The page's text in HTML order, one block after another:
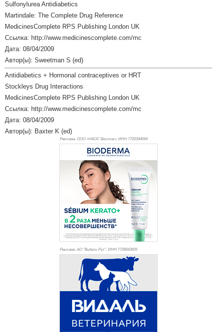
Sulfonylurea Antidiabetics
Martindale: The Complete Drug Reference
MedicinesComplete RPS Publishing London UK
Ссылка: http://www.medicinescomplete.com/mc
Дата: 08/04/2009
Автор(ы): Sweetman S (ed)
Antidiabetics + Hormonal contraceptives or HRT
Stockleys Drug Interactions
MedicinesComplete RPS Publishing London UK
Ссылка: http://www.medicinescomplete.com/mc
Дата: 08/04/2009
Автор(ы): Baxter K (ed)
Реклама. ООО «НАОС Восток», ИНН 7720394094
Реклама. АО "Видаль Рус", ИНН 7728043605